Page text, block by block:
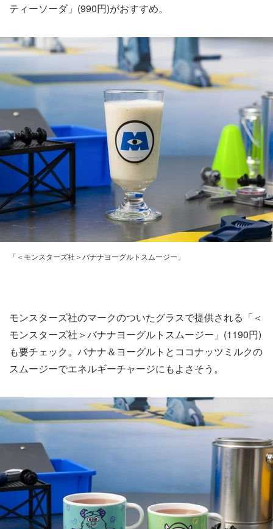
ティーソーダ」(990円)がおすすめ。
「＜モンスターズ社＞バナナヨーグルトスムージー」
モンスターズ社のマークのついたグラスで提供される「＜
モンスターズ社＞バナナヨーグルトスムージー」(1190円)
も要チェック。バナナ＆ヨーグルトとココナッツミルクの
スムージーでエネルギーチャージにもよさそう。